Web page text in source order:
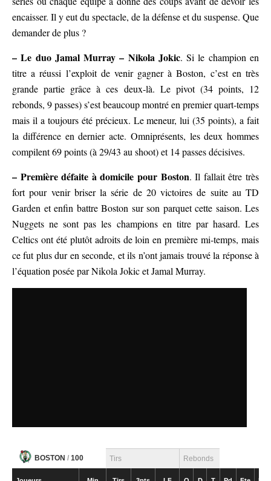
encaisser. Il y eut du spectacle, de la défense et du suspense. Que
demander de plus ?
– Le duo Jamal Murray – Nikola Jokic. Si le champion en
titre a réussi l’exploit de venir gagner à Boston, c’est en très
grande partie grâce à ces deux-là. Le pivot (34 points, 12
rebonds, 9 passes) s’est beaucoup montré en premier quart-temps
mais il a toujours été précieux. Le meneur, lui (35 points), a fait
la différence en dernier acte. Omniprésents, les deux hommes
compilent 69 points (à 29/43 au shoot) et 14 passes décisives.
– Première défaite à domicile pour Boston. Il fallait être très
fort pour venir briser la série de 20 victoires de suite au TD
Garden et enfin battre Boston sur son parquet cette saison. Les
Nuggets ne sont pas les champions en titre par hasard. Les
Celtics ont été plutôt adroits de loin en première mi-temps, mais
ce fut plus dur en seconde, et ils n’ont jamais trouvé la réponse à
l’équation posée par Nikola Jokic et Jamal Murray.
BOSTON / 100 Tirs Rebonds